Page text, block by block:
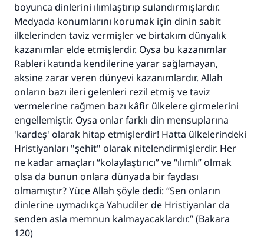
boyunca dinlerini ılımlaştırıp sulandırmışlardır.
Medyada konumlarını korumak için dinin sabit
ilkelerinden taviz vermişler ve birtakım dünyalık
kazanımlar elde etmişlerdir. Oysa bu kazanımlar
Rableri katında kendilerine yarar sağlamayan,
aksine zarar veren dünyevi kazanımlardır. Allah
onların bazı ileri gelenleri rezil etmiş ve taviz
vermelerine rağmen bazı kâfir ülkelere girmelerini
engellemiştir. Oysa onlar farklı din mensuplarına
'kardeş' olarak hitap etmişlerdir! Hatta ülkelerindeki
Hristiyanları "şehit" olarak nitelendirmişlerdir. Her
ne kadar amaçları “kolaylaştırıcı” ve “ılımlı” olmak
olsa da bunun onlara dünyada bir faydası
olmamıştır? Yüce Allah şöyle dedi: “Sen onların
dinlerine uymadıkça Yahudiler de Hristiyanlar da
senden asla memnun kalmayacaklardır.” (Bakara
120)